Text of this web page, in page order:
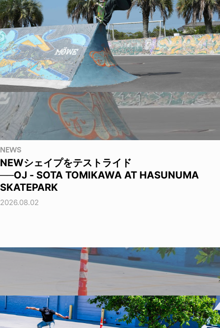
NEWS
NEWシェイプをテストライド
──OJ - SOTA TOMIKAWA AT HASUNUMA
SKATEPARK
2026.08.02